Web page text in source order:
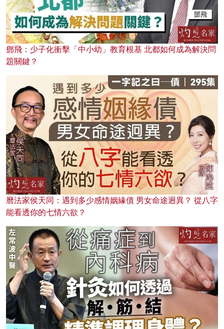
鄧飛：少子化衝擊「中小幼」教育根基 北都如何成為解決問
題關鍵？
曆法家侯天同：遇到多少感情姻緣債 男女命途迥異？ 從八字
能看透你的七情六欲？